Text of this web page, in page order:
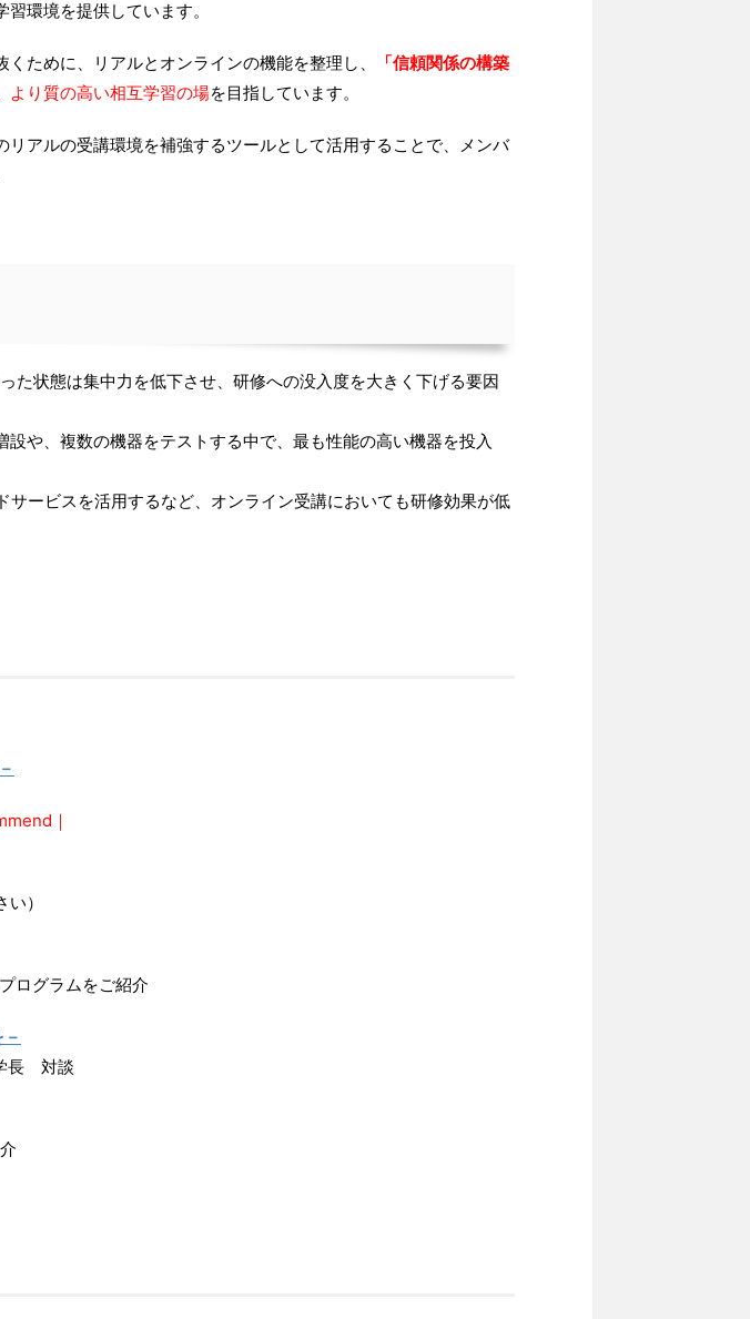
環境を提供しています。
ために、リアルとオンラインの機能を整理し、
「信頼関係の構築
より質の高い相互学習の場を目指しています。
アルの受講環境を補強するツールとして活用することで、メンバ
た状態は集中力を低下させ、研修への没入度を大きく下げる要因
や、複数の機器をテストする中で、最も性能の高い機器を投入
ービスを活用するなど、オンライン受講においても研修効果が低
｜
）
ログラムをご紹介
長 対談